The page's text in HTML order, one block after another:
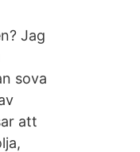
Jag
sova
att